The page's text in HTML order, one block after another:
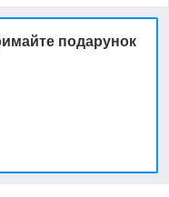
подарунок